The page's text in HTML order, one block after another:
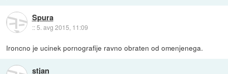
Spura
::5. avg 2015, 11:09
Ironcno je ucinek pornografije ravno obraten od omenjenega.
stjan